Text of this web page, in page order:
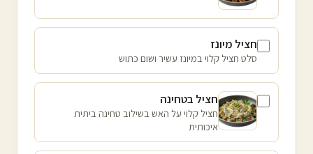
חציל מיונז
סלט חציל קלוי במיונז עשיר ושום כתוש
חציל בטחינה
חציל קלוי על האש בשילוב טחינה ביתית
איכותית